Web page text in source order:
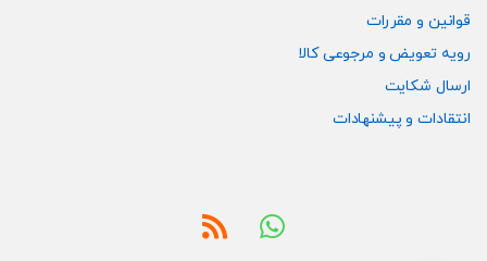
قوانین و مقررات
رویه تعویض و مرجوعی کالا
ارسال شکایت
انتقادات و پیشنهادات